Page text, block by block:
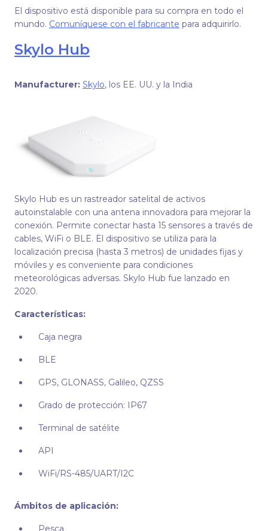
El dispositivo está disponible para su compra en todo el
mundo. Comuníquese con el fabricante para adquirirlo.
Skylo Hub
Manufacturer: Skylo, los EE. UU. y la India
Skylo Hub es un rastreador satelital de activos
autoinstalable con una antena innovadora para mejorar la
conexión. Permite conectar hasta 15 sensores a través de
cables, WiFi o BLE. El dispositivo se utiliza para la
localización precisa (hasta 3 metros) de unidades fijas y
móviles y es conveniente para condiciones
meteorológicas adversas. Skylo Hub fue lanzado en
2020.
Características:
Caja negra
BLE
GPS, GLONASS, Galileo, QZSS
Grado de protección: IP67
Terminal de satélite
API
WiFi/RS-485/UART/I2C
Ámbitos de aplicación: